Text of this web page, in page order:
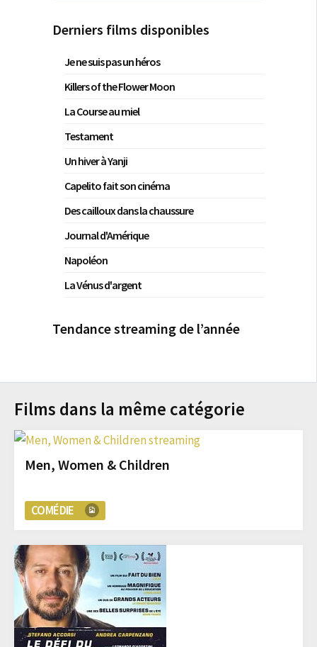
Derniers films disponibles
Je ne suis pas un héros
Killers of the Flower Moon
La Course au miel
Testament
Un hiver à Yanji
Capelito fait son cinéma
Des cailloux dans la chaussure
Journal d'Amérique
Napoléon
La Vénus d'argent
Tendance streaming de l’année
Films dans la même catégorie
Men, Women & Children
COMÉDIE